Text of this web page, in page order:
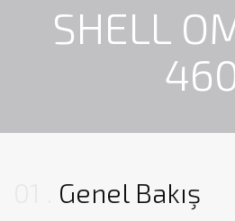
SHELL
Genel Bakış